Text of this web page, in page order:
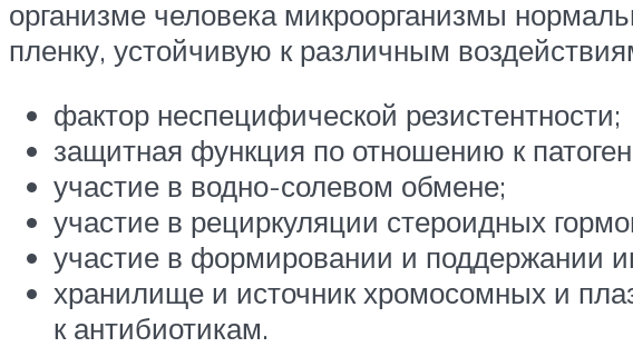
организме человека микроорганизмы
пленку, устойчивую к различным
фактор неспецифической резистентности;
защитная функция по отношению к
участие в водно-солевом обмене;
участие в рециркуляции стероидных
участие в формировании и поддержании
хранилище и источник хромосомных и
к антибиотикам.